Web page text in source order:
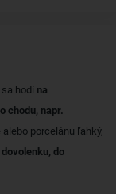
hodí na
chodu, napr.
porcelánu ľahký,
do